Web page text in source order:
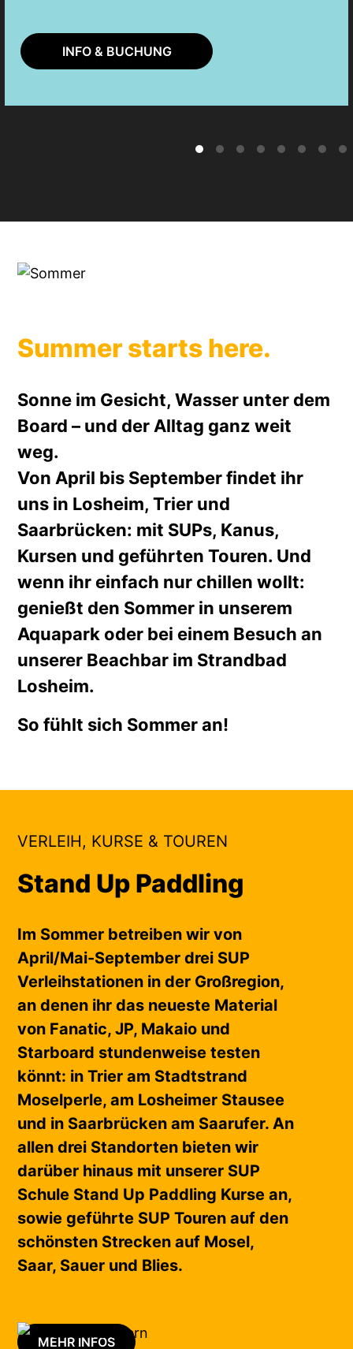
INFO & BUCHUNG
Summer starts here.
Sonne im Gesicht, Wasser unter dem
Board – und der Alltag ganz weit
weg.
Von April bis September findet ihr
uns in Losheim, Trier und
Saarbrücken: mit SUPs, Kanus,
Kursen und geführten Touren. Und
wenn ihr einfach nur chillen wollt:
genießt den Sommer in unserem
Aquapark oder bei einem Besuch an
unserer Beachbar im Strandbad
Losheim.
So fühlt sich Sommer an!
VERLEIH, KURSE & TOUREN
Stand Up Paddling
Im Sommer betreiben wir von
April/Mai-September drei SUP
Verleihstationen in der Großregion,
an denen ihr das neueste Material
von Fanatic, JP, Makaio und
Starboard stundenweise testen
könnt: in Trier am Stadtstrand
Moselperle, am Losheimer Stausee
und in Saarbrücken am Saarufer. An
allen drei Standorten bieten wir
darüber hinaus mit unserer SUP
Schule Stand Up Paddling Kurse an,
sowie geführte SUP Touren auf den
schönsten Strecken auf Mosel,
Saar, Sauer und Blies.
MEHR INFOS